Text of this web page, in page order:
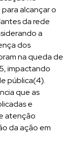
alcançar o
da rede
a
dos
na queda de
impactando
pública(4).
que as
e
atenção
da ação em